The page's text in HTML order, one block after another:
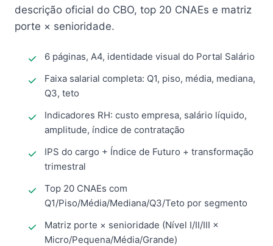
descrição oficial do CBO, top 20 CNAEs e matriz
porte × senioridade.
6 páginas, A4, identidade visual do Portal Salário
Faixa salarial completa: Q1, piso, média, mediana,
Q3, teto
Indicadores RH: custo empresa, salário líquido,
amplitude, índice de contratação
IPS do cargo + Índice de Futuro + transformação
trimestral
Top 20 CNAEs com
Q1/Piso/Média/Mediana/Q3/Teto por segmento
Matriz porte × senioridade (Nível I/II/III ×
Micro/Pequena/Média/Grande)